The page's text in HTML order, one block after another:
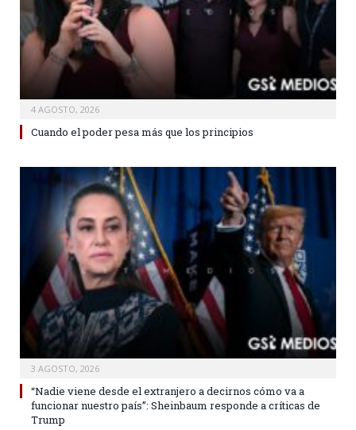
4 AGOSTO, 2026
Cuando el poder pesa más que los principios
3 AGOSTO, 2026
“Nadie viene desde el extranjero a decirnos cómo va a
funcionar nuestro país”: Sheinbaum responde a críticas de
Trump